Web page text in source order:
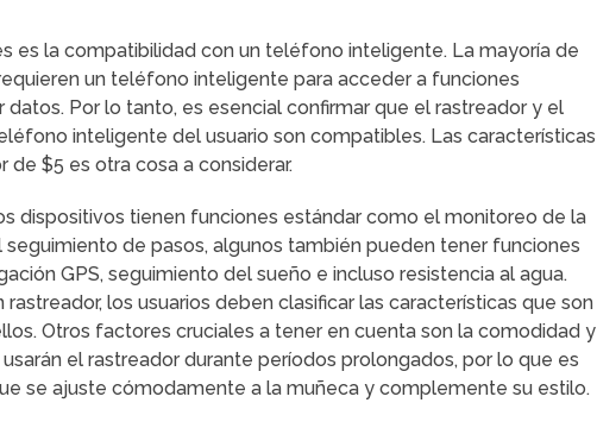
es la compatibilidad con un teléfono inteligente. La mayoría de
un teléfono inteligente para acceder a funciones
datos. Por lo tanto, es esencial confirmar que el rastreador y el
inteligente del usuario son compatibles. Las características
$5 es otra cosa a considerar.
dispositivos tienen funciones estándar como el monitoreo de la
seguimiento de pasos, algunos también pueden tener funciones
GPS, seguimiento del sueño e incluso resistencia al agua.
los usuarios deben clasificar las características que son
Otros factores cruciales a tener en cuenta son la comodidad y
el rastreador durante períodos prolongados, por lo que es
se ajuste cómodamente a la muñeca y complemente su estilo.